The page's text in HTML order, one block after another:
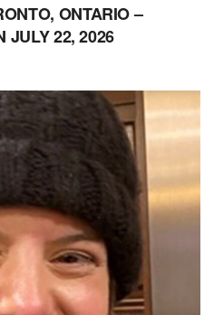
ONTARIO –
JULY 22, 2026